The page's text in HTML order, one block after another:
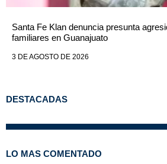
Santa Fe Klan denuncia presunta
familiares en Guanajuato
3 DE AGOSTO DE 2026
DESTACADAS
LO MAS COMENTADO